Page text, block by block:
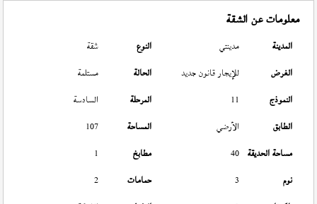
معلومات عن الشقة
المدينة مدينتي النوع
شقة
الغرض
للإيجار قانون جديد الحالة
مستلمة
النموذج
11 المرحلة
السادسة
الطابق
الأرضي المساحة
107
مساحة الحديقة 40 مطابخ
1
نوم
3 حمامات
2